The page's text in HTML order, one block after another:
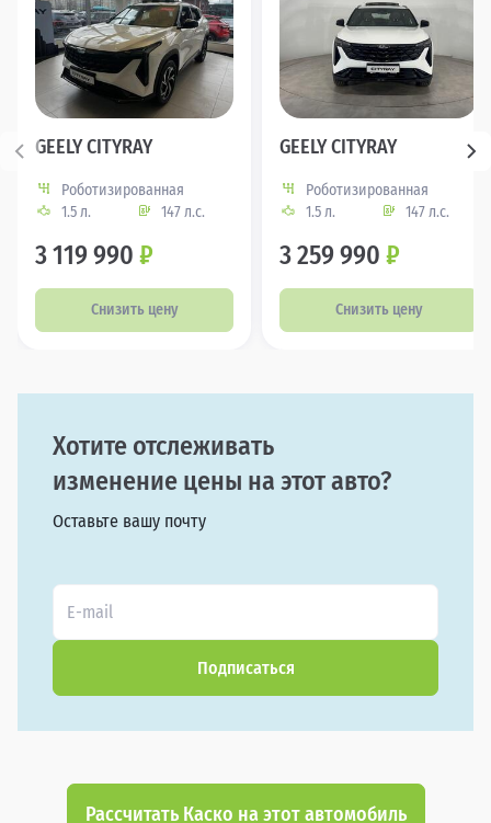
GEELY CITYRAY
Роботизированная
1.5 л.
147 л.с.
3 119 990 ₽
Снизить цену
GEELY CITYRAY
Роботизированная
1.5 л.
147 л.с.
3 259 990 ₽
Снизить цену
Хотите отслеживать
изменение цены на этот авто?
Оставьте вашу почту
Подписаться
Рассчитать Каско на этот автомобиль